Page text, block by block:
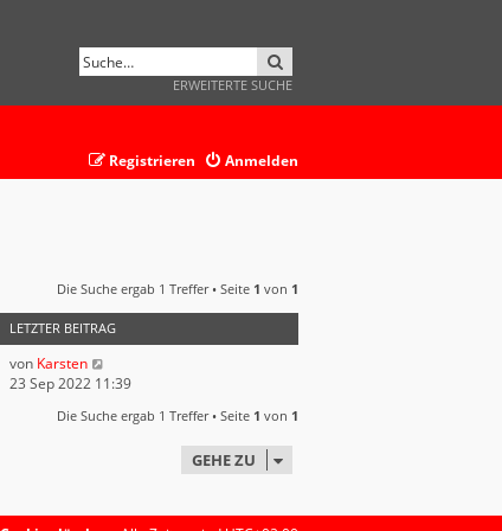
ERWEITERTE SUCHE
Anmelden
Registrieren
Die Suche ergab 1 Treffer • Seite 1 von 1
LETZTER BEITRAG
von Karsten
23 Sep 2022 11:39
Die Suche ergab 1 Treffer • Seite 1 von 1
GEHE ZU